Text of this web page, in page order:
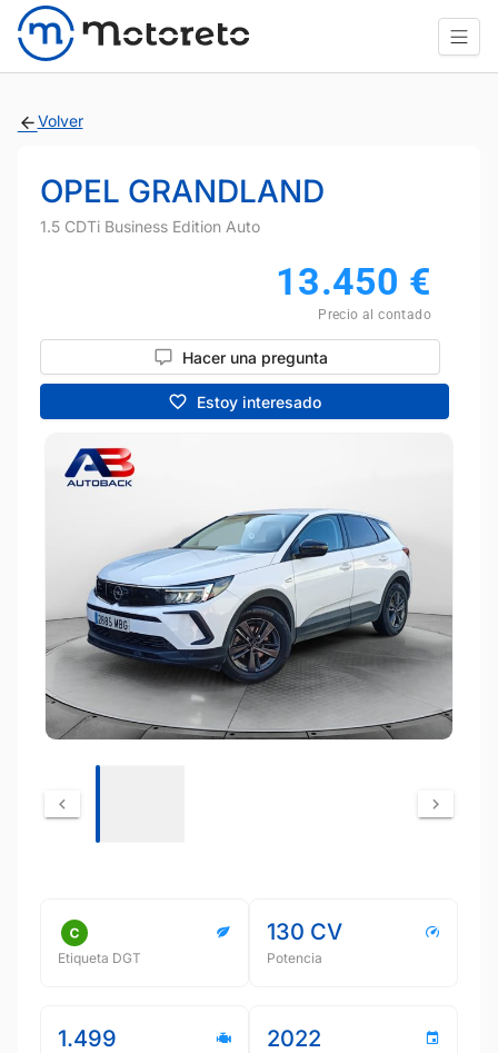
Volver
OPEL GRANDLAND
1.5 CDTi Business Edition Auto
13.450 €
Precio al contado
Hacer una pregunta
Estoy interesado
Etiqueta DGT
130 CV
Potencia
1.499 2022